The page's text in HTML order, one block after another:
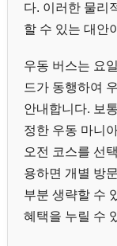
다. 이러한 물리
할 수 있는 대안
우동 버스는 요
드가 동행하여
안내합니다. 보
정한 우동 마니
오전 코스를 선
용하면 개별 방
부분 생략할 수
혜택을 누릴 수